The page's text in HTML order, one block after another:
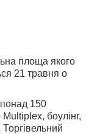
площа якого
21 травня о
150
боулінг,